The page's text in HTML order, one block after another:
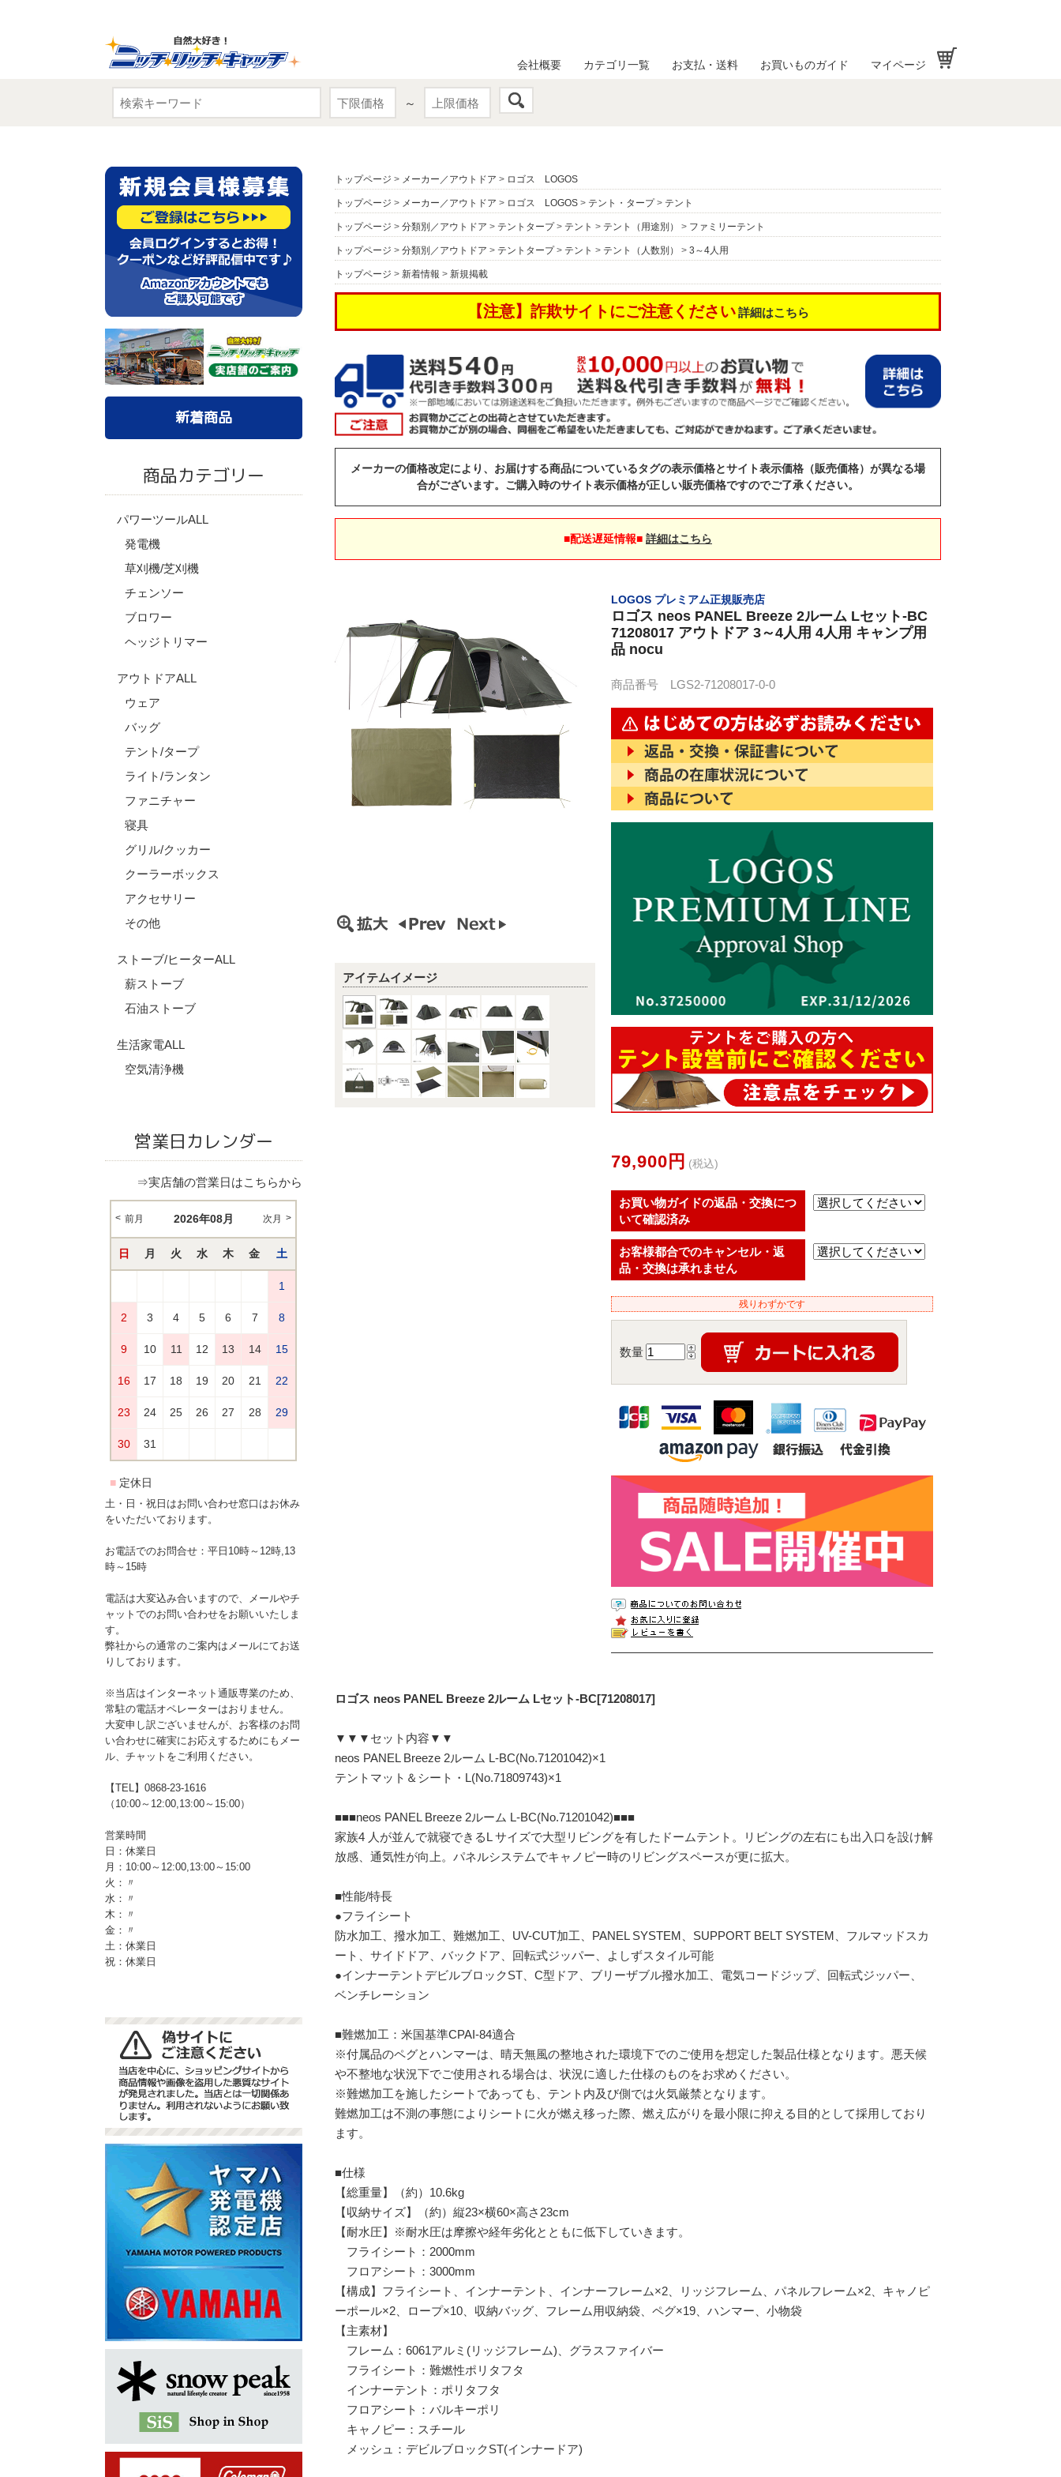
～
会社概要 カテゴリ一覧 お支払・送料 お買いものガイド マイページ
新着商品
商品カテゴリー
パワーツールALL
発電機
草刈機/芝刈機
チェンソー
ブロワー
ヘッジトリマー
アウトドアALL
ウェア
バッグ
テント/タープ
ライト/ランタン
ファニチャー
寝具
グリル/クッカー
クーラーボックス
アクセサリー
その他
ストーブ/ヒーターALL
薪ストーブ
石油ストーブ
生活家電ALL
空気清浄機
営業日カレンダー
⇒実店舗の営業日はこちらから
土・日・祝日はお問い合わせ窓口はお休み
をいただいております。
お電話でのお問合せ：平日10時～12時,13
時～15時
電話は大変込み合いますので、メールやチ
ャットでのお問い合わせをお願いいたしま
す。
弊社からの通常のご案内はメールにてお送
りしております。
※当店はインターネット通販専業のため、
常駐の電話オペレーターはおりません。
大変申し訳ございませんが、お客様のお問
い合わせに確実にお応えするためにもメー
ル、チャットをご利用ください。
【TEL】0868-23-1616
（10:00～12:00,13:00～15:00）
営業時間
日：休業日
月：10:00～12:00,13:00～15:00
火：〃
水：〃
木：〃
金：〃
土：休業日
祝：休業日
トップページ > メーカー／アウトドア > ロゴス LOGOS
トップページ > メーカー／アウトドア > ロゴス LOGOS > テント・タープ> テント
トップページ > 分類別／アウトドア > テントタープ> テント > テント（用途別） > ファミリーテント
トップページ > 分類別／アウトドア > テントタープ> テント > テント（人数別） > 3～4人用
トップページ > 新着情報 > 新規掲載
【注意】詐欺サイトにご注意ください 詳細はこちら
メーカーの価格改定により、お届けする商品についているタグの表示価格とサイト表示価格（販売価格）が異なる場
合がございます。ご購入時のサイト表示価格が正しい販売価格ですのでご了承ください。
■配送遅延情報■ 詳細はこちら
LOGOS プレミアム正規販売店
ロゴス neos PANEL Breeze 2ルーム Lセット-BC
71208017 アウトドア 3～4人用 4人用 キャンプ用
品 nocu
商品番号 LGS2-71208017-0-0
79,900円 (税込)
お買い物ガイドの返品・交換につ
いて確認済み
お客様都合でのキャンセル・返
品・交換は承れません
残りわずかです
数量
アイテムイメージ
ロゴス neos PANEL Breeze 2ルーム Lセット-BC[71208017]
▼▼▼セット内容▼▼
neos PANEL Breeze 2ルーム L-BC(No.71201042)×1
テントマット＆シート・L(No.71809743)×1
■■■neos PANEL Breeze 2ルーム L-BC(No.71201042)■■■
家族4 人が並んで就寝できるL サイズで大型リビングを有したドームテント。リビングの左右にも出入口を設け解
放感、通気性が向上。パネルシステムでキャノピー時のリビングスペースが更に拡大。
■性能/特長
●フライシート
防水加工、撥水加工、難燃加工、UV-CUT加工、PANEL SYSTEM、SUPPORT BELT SYSTEM、フルマッドスカ
ート、サイドドア、バックドア、回転式ジッパー、よしずスタイル可能
●インナーテントデビルブロックST、C型ドア、ブリーザブル撥水加工、電気コードジップ、回転式ジッパー、
ベンチレーション
■難燃加工：米国基準CPAI-84適合
※付属品のペグとハンマーは、晴天無風の整地された環境下でのご使用を想定した製品仕様となります。悪天候
や不整地な状況下でご使用される場合は、状況に適した仕様のものをお求めください。
※難燃加工を施したシートであっても、テント内及び側では火気厳禁となります。
難燃加工は不測の事態によりシートに火が燃え移った際、燃え広がりを最小限に抑える目的として採用しており
ます。
■仕様
【総重量】（約）10.6kg
【収納サイズ】（約）縦23×横60×高さ23cm
【耐水圧】※耐水圧は摩擦や経年劣化とともに低下していきます。
フライシート：2000mm
フロアシート：3000mm
【構成】フライシート、インナーテント、インナーフレーム×2、リッジフレーム、パネルフレーム×2、キャノピ
ーポール×2、ロープ×10、収納バッグ、フレーム用収納袋、ペグ×19、ハンマー、小物袋
【主素材】
フレーム：6061アルミ(リッジフレーム)、グラスファイバー
フライシート：難燃性ポリタフタ
インナーテント：ポリタフタ
フロアシート：バルキーポリ
キャノピー：スチール
メッシュ：デビルブロックST(インナードア)